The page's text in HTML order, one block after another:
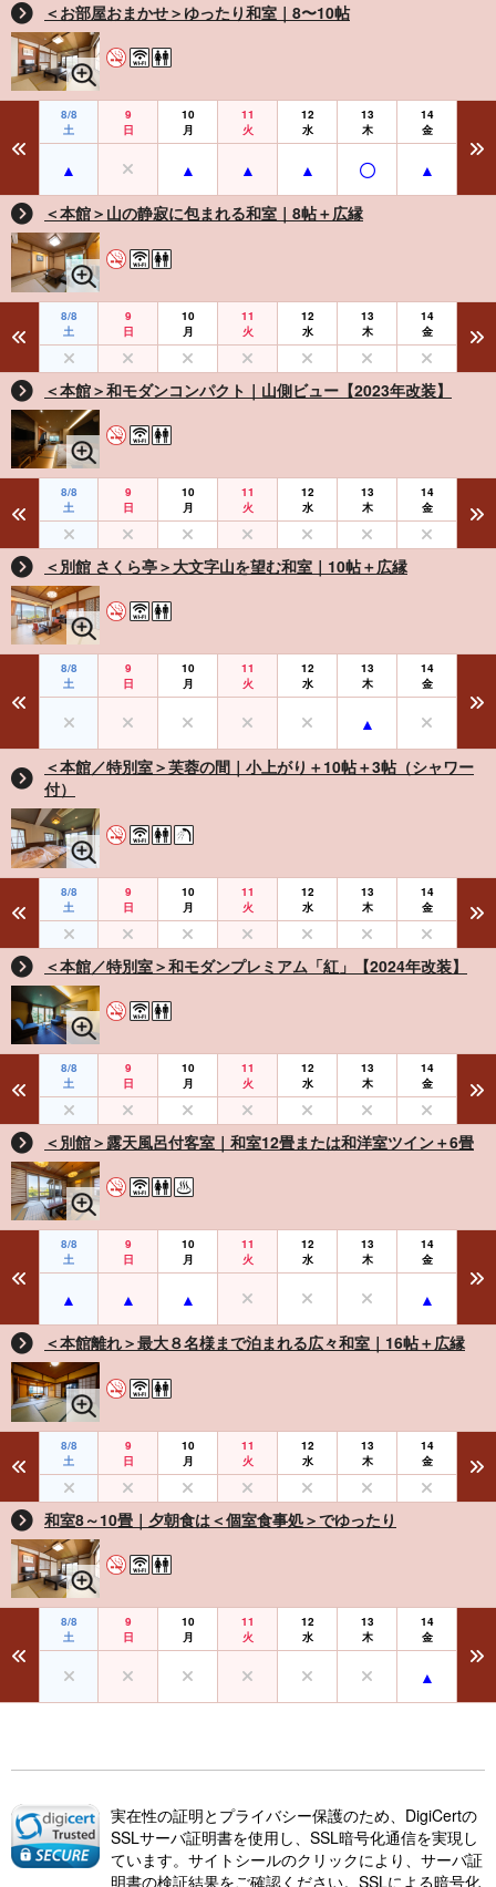
＜お部屋おまかせ＞ゆったり和室｜8〜10帖
8/8
土
9
日
10
月
11
火
12
水
13
木
14
金
＜本館＞山の静寂に包まれる和室｜8帖＋広縁
8/8
土
9
日
10
月
11
火
12
水
13
木
14
金
＜本館＞和モダンコンパクト｜山側ビュー【2023年改装】
8/8
土
9
日
10
月
11
火
12
水
13
木
14
金
＜別館 さくら亭＞大文字山を望む和室｜10帖＋広縁
8/8
土
9
日
10
月
11
火
12
水
13
木
14
金
＜本館／特別室＞芙蓉の間｜小上がり＋10帖＋3帖（シャワー
付）
8/8
土
9
日
10
月
11
火
12
水
13
木
14
金
＜本館／特別室＞和モダンプレミアム「紅」【2024年改装】
8/8
土
9
日
10
月
11
火
12
水
13
木
14
金
＜別館＞露天風呂付客室｜和室12畳または和洋室ツイン＋6畳
8/8
土
9
日
10
月
11
火
12
水
13
木
14
金
＜本館離れ＞最大８名様まで泊まれる広々和室｜16帖＋広縁
8/8
土
9
日
10
月
11
火
12
水
13
木
14
金
和室8～10畳｜夕朝食は＜個室食事処＞でゆったり
8/8
土
9
日
10
月
11
火
12
水
13
木
14
金
実在性の証明とプライバシー保護のため、DigiCertの
SSLサーバ証明書を使用し、SSL暗号化通信を実現し
ています。サイトシールのクリックにより、サーバ証
明書の検証結果をご確認ください。SSLによる暗号化